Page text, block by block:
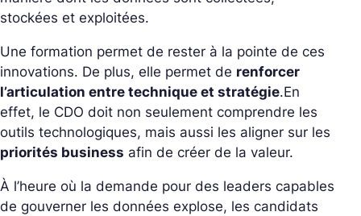
stockées et exploitées.
Une formation permet de rester à la pointe de ces
innovations. De plus, elle permet de renforcer
l’articulation entre technique et stratégie.En
effet, le CDO doit non seulement comprendre les
outils technologiques, mais aussi les aligner sur les
priorités business afin de créer de la valeur.
À l’heure où la demande pour des leaders capables
de gouverner les données explose, les candidats